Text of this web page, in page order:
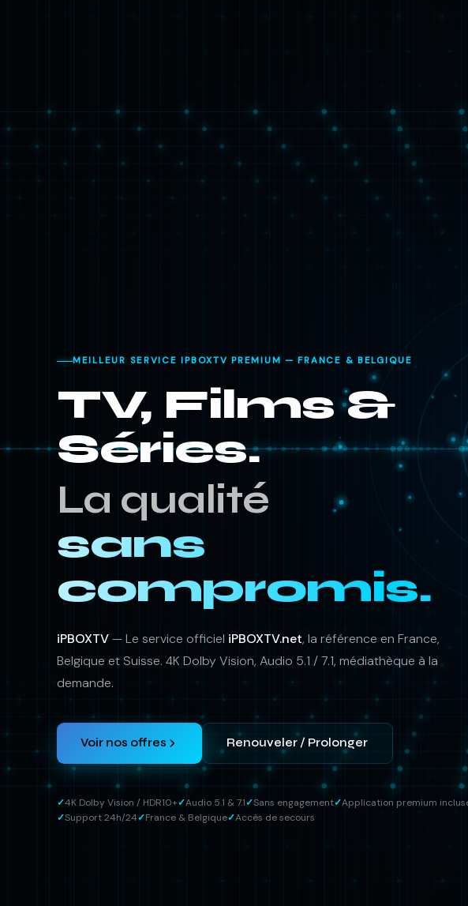
MEILLEUR SERVICE IPBOXTV PREMIUM — FRANCE & BELGIQUE
TV, Films &
Séries.
La qualité
sans
compromis.
iPBOXTV— Le service officiel iPBOXTV.net, la référence en France,
Belgique et Suisse. 4K Dolby Vision, Audio 5.1 / 7.1, médiathèque à la
demande.
Voir nos offres Renouveler / Prolonger
4K Dolby Vision / HDR10+ Audio 5.1 & 7.1 Sans engagement
Application premium
Support 24h/24
France & Belgique Accès de secours